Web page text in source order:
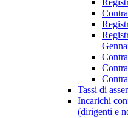
Tassi di
Incarichi
(dirigenti e